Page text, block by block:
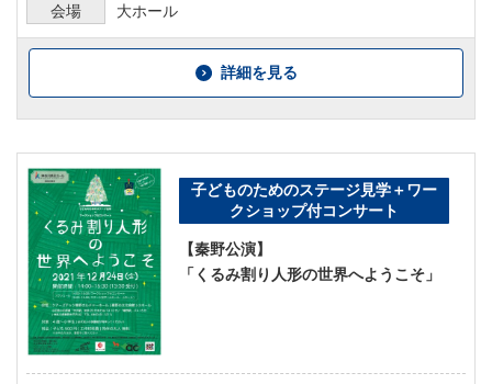
会場
大ホール
詳細を見る
子どものためのステージ見学＋ワー
クショップ付コンサート
【秦野公演】
「くるみ割り人形の世界へようこそ」